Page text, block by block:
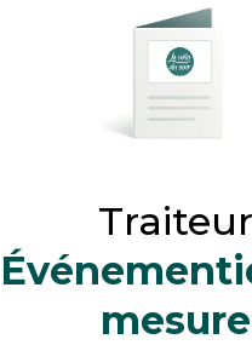
Traiteur
mesure